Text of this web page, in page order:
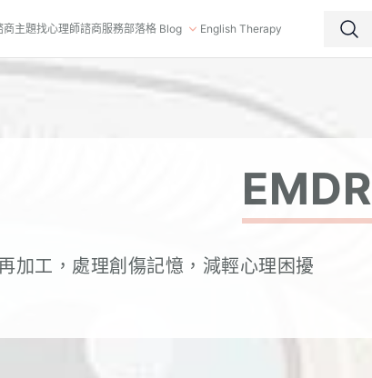
商主題找心理師諮商服務部落格 Blog English Therapy
EMDR
加工，處理創傷記憶，減輕心理困擾